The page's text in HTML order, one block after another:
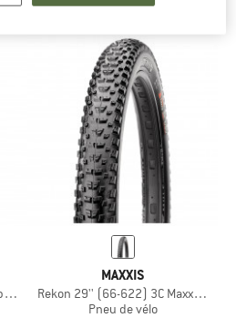
EXO TR
MAXXIS
Rekon 29'' (66-622) 3C MaxxTerra
Pneu de vélo